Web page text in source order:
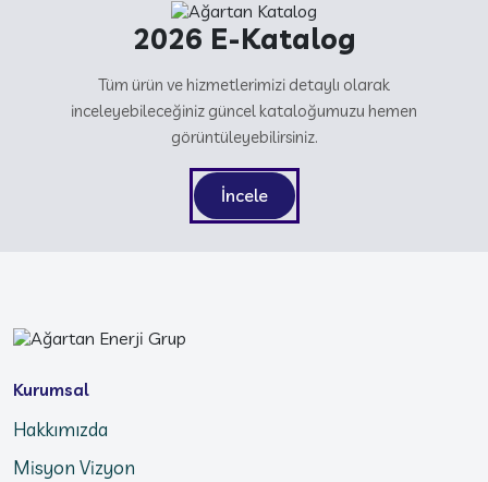
2026 E-Katalog
Tüm ürün ve hizmetlerimizi detaylı olarak
inceleyebileceğiniz güncel kataloğumuzu hemen
görüntüleyebilirsiniz.
İncele
Kurumsal
Hakkımızda
Misyon Vizyon